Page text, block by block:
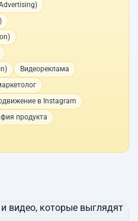
Видеореклама
в Instagram
продукта